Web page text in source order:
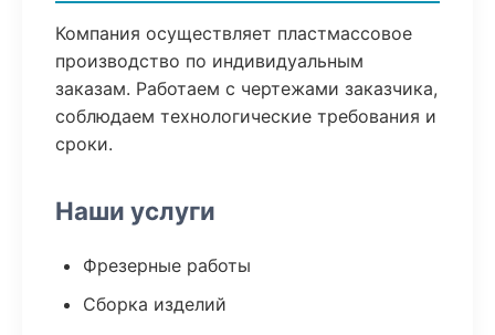
Компания осуществляет пластмассовое
производство по индивидуальным
заказам. Работаем с чертежами заказчика,
соблюдаем технологические требования и
сроки.
Наши услуги
Фрезерные работы
Сборка изделий